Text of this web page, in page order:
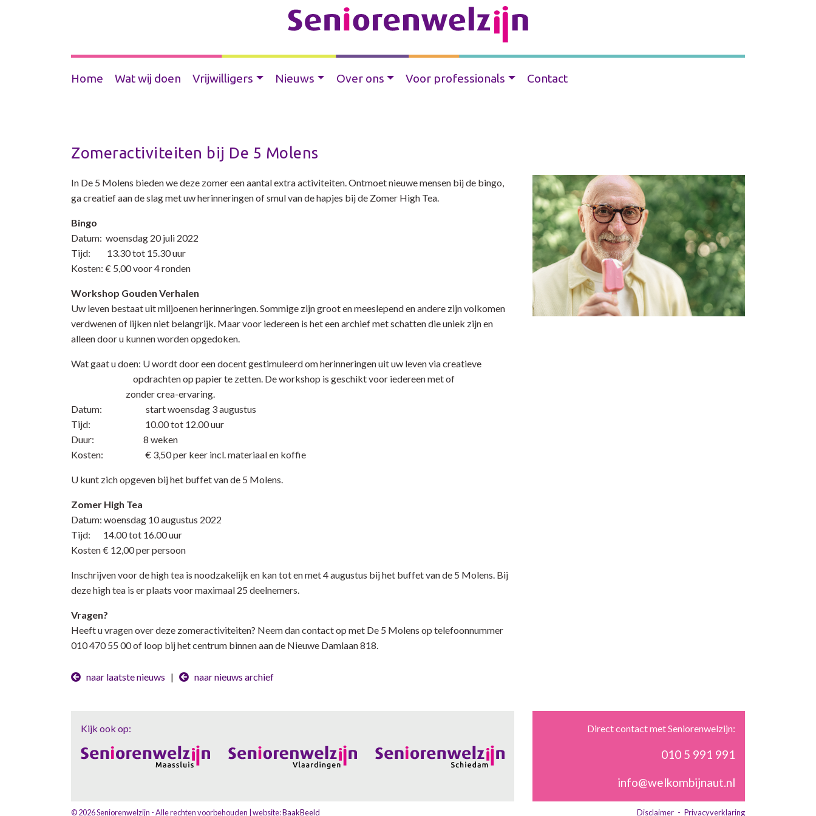
Home Wat wij doen Vrijwilligers Nieuws Over ons Voor professionals Contact
Zomeractiviteiten bij De 5 Molens
In De 5 Molens bieden we deze zomer een aantal extra activiteiten. Ontmoet nieuwe mensen bij de bingo,
ga creatief aan de slag met uw herinneringen of smul van de hapjes bij de Zomer High Tea.
Bingo
Datum: woensdag 20 juli 2022
Tijd: 13.30 tot 15.30 uur
Kosten: € 5,00 voor 4 ronden
Workshop Gouden Verhalen
Uw leven bestaat uit miljoenen herinneringen. Sommige zijn groot en meeslepend en andere zijn volkomen
verdwenen of lijken niet belangrijk. Maar voor iedereen is het een archief met schatten die uniek zijn en
alleen door u kunnen worden opgedoken.
Wat gaat u doen: U wordt door een docent gestimuleerd om herinneringen uit uw leven via creatieve
opdrachten op papier te zetten. De workshop is geschikt voor iedereen met of
zonder crea-ervaring.
Datum: start woensdag 3 augustus
Tijd: 10.00 tot 12.00 uur
Duur: 8 weken
Kosten: € 3,50 per keer incl. materiaal en koffie
U kunt zich opgeven bij het buffet van de 5 Molens.
Zomer High Tea
Datum: woensdag 10 augustus 2022
Tijd: 14.00 tot 16.00 uur
Kosten € 12,00 per persoon
Inschrijven voor de high tea is noodzakelijk en kan tot en met 4 augustus bij het buffet van de 5 Molens. Bij
deze high tea is er plaats voor maximaal 25 deelnemers.
Vragen?
Heeft u vragen over deze zomeractiviteiten? Neem dan contact op met De 5 Molens op telefoonnummer
010 470 55 00 of loop bij het centrum binnen aan de Nieuwe Damlaan 818.
naar laatste nieuws | naar nieuws archief
Kijk ook op: Direct contact met Seniorenwelzijn:
010 5 991 991
info@welkombijnaut.nl
© 2026 Seniorenwelzijn - Alle rechten voorbehouden | website:BaakBeeld Disclaimer - Privacyverklaring